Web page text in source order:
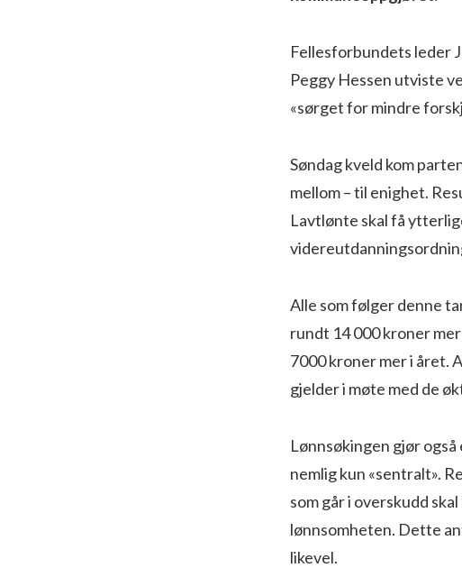
Fellesforbundets leder
Peggy Hessen utviste
«sørget for mindre
Søndag kveld kom
mellom – til enighet.
Lavtlønte skal få
Alle som følger denne
rundt 14 000 kroner
7000 kroner mer i året.
gjelder i møte med de
Lønnsøkingen gjør
nemlig kun «sentralt».
som går i overskudd
lønnsomheten. Dette
likevel.